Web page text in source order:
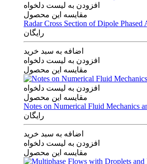
افزودن به لیست دلخواه
مقایسه این محصول
Radar Cross Section of Dipole
رایگان
اضافه به سبد خرید
افزودن به لیست دلخواه
مقایسه این محصول
افزودن به لیست دلخواه
مقایسه این محصول
Notes on Numerical Fluid Mechanics
رایگان
اضافه به سبد خرید
افزودن به لیست دلخواه
مقایسه این محصول